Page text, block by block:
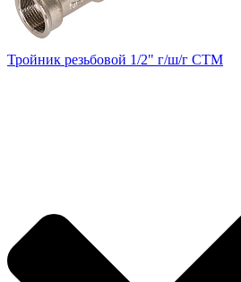
Тройник резьбовой 1/2" г/ш/г CTM